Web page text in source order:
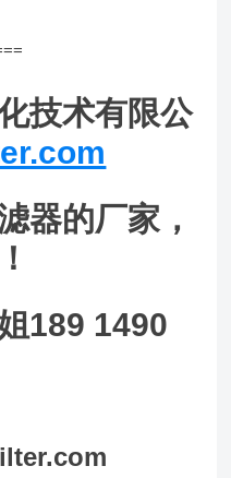
技术有限公
器的厂家，
189 1490